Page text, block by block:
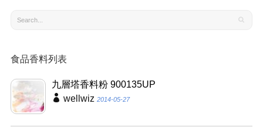
食品香料列表
九層塔香料粉 900135UP
wellwiz 2014-05-27